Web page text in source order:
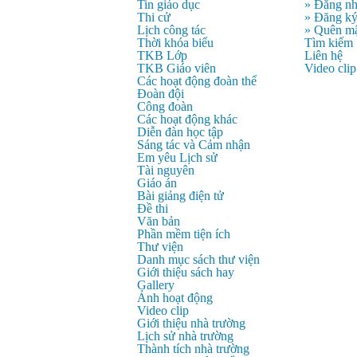
Tin giáo dục
Thi cử
Lịch công tác
Thời khóa biểu
TKB Lớp
TKB Giáo viên
Các hoạt động đoàn thể
Đoàn đội
Công đoàn
Các hoạt động khác
Diễn đàn học tập
Sáng tác và Cảm nhận
Em yêu Lịch sử
Tài nguyên
Giáo án
Bài giảng điện tử
Đề thi
Văn bản
Phần mềm tiện ích
Thư viện
Danh mục sách thư viện
Giới thiệu sách hay
Gallery
Ảnh hoạt động
Video clip
Giới thiệu nhà trường
Lịch sử nhà trường
Thành tích nhà trường
» Đăng
» Đăng ký
» Quên
Tìm kiếm
Liên hệ
Video clip